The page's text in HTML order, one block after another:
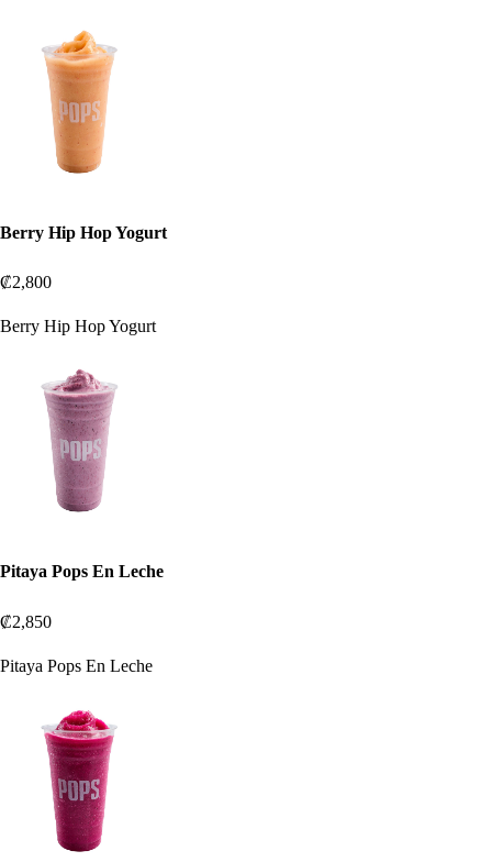
Berry Hip Hop Yogurt
₡2,800
Berry Hip Hop Yogurt
Pitaya Pops En Leche
₡2,850
Pitaya Pops En Leche